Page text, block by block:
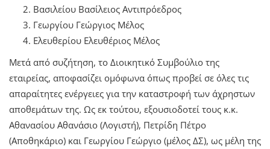
Βασιλείου Βασίλειος Αντιπρόεδρος
Γεωργίου Γεώργιος Μέλος
Ελευθερίου Ελευθέριος Μέλος
Μετά από συζήτηση, το Διοικητικό Συμβούλιο της
εταιρείας, αποφασίζει ομόφωνα όπως προβεί σε όλες τις
απαραίτητες ενέργειες για την καταστροφή των άχρηστων
αποθεμάτων της. Ως εκ τούτου, εξουσιοδοτεί τους κ.κ.
Αθανασίου Αθανάσιο (Λογιστή), Πετρίδη Πέτρο
(Αποθηκάριο) και Γεωργίου Γεώργιο (μέλος ΔΣ), ως μέλη της